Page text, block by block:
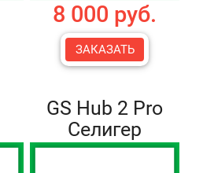
8 000 руб.
ЗАКАЗАТЬ
GS Hub 2 Pro
Селигер